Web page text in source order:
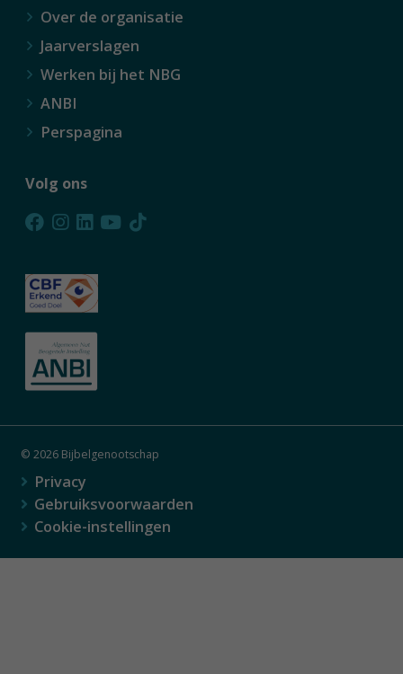
Over de organisatie
Jaarverslagen
Werken bij het NBG
ANBI
Perspagina
Volg ons
© 2026 Bijbelgenootschap
Privacy
Gebruiksvoorwaarden
Cookie-instellingen